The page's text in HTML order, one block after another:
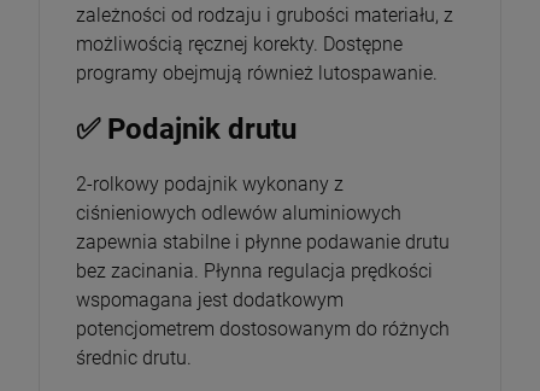
zależności od rodzaju i grubości materiału, z
możliwością ręcznej korekty. Dostępne
programy obejmują również lutospawanie.
✅ Podajnik drutu
2-rolkowy podajnik wykonany z
ciśnieniowych odlewów aluminiowych
zapewnia stabilne i płynne podawanie drutu
bez zacinania. Płynna regulacja prędkości
wspomagana jest dodatkowym
potencjometrem dostosowanym do różnych
średnic drutu.